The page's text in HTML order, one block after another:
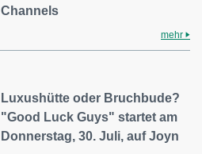
Channels
mehr
Luxushütte oder Bruchbude?
"Good Luck Guys" startet am
Donnerstag, 30. Juli, auf Joyn